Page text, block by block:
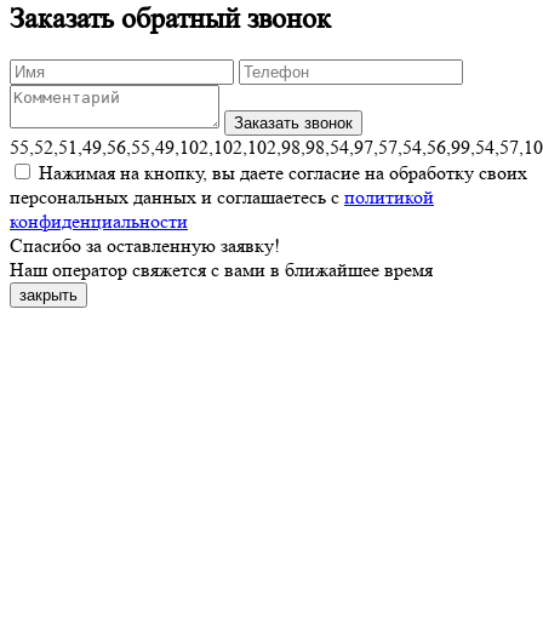
Заказать обратный звонок
Нажимая на кнопку, вы даете согласие на обработку своих
персональных данных и соглашаетесь с политикой
конфиденциальности
Спасибо за оставленную заявку!
Наш оператор свяжется с вами в ближайшее время
закрыть